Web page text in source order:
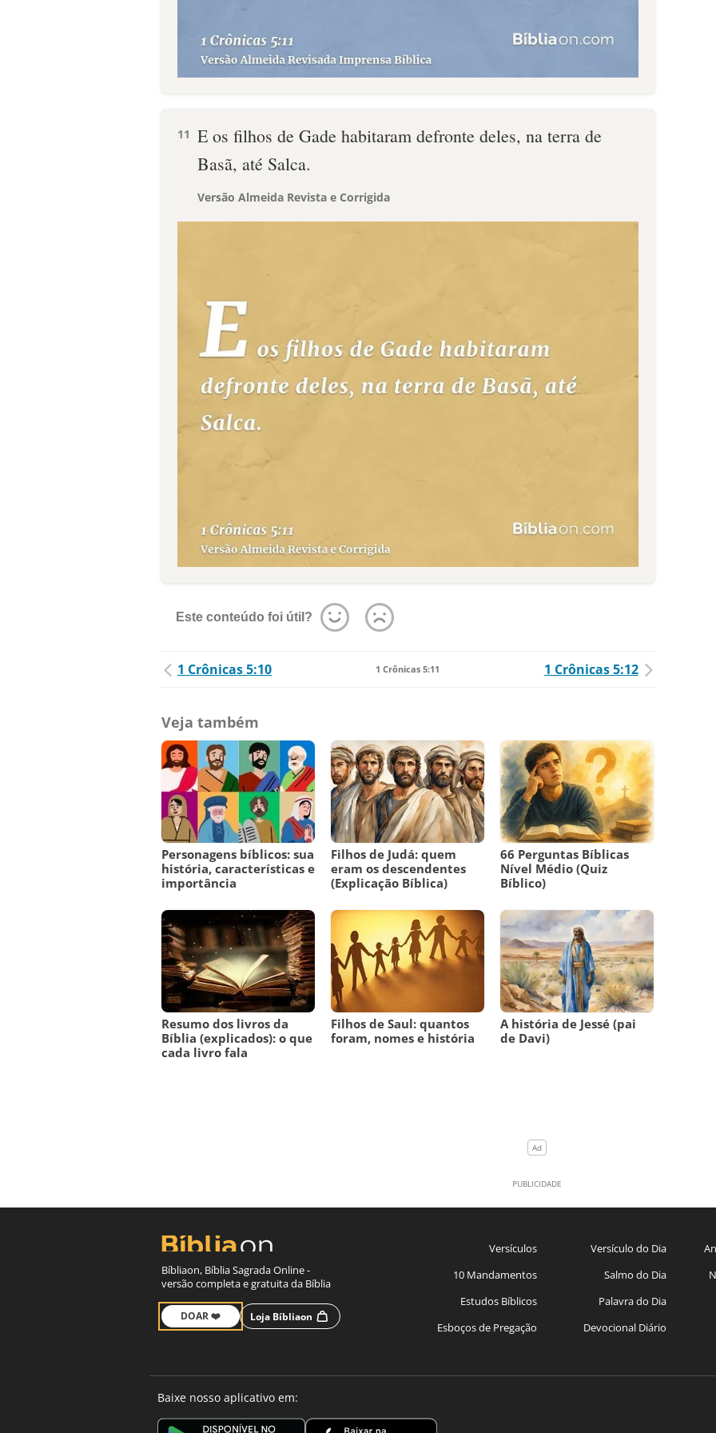
11 E os filhos de Gade habitaram defronte deles, na terra de
Basã, até Salca.
Versão Almeida Revista e Corrigida
Este conteúdo foi útil?
1 Crônicas 5:10 1 Crônicas 5:11 1 Crônicas 5:12
Veja também
Personagens bíblicos: sua
história, características e
importância
Filhos de Judá: quem
eram os descendentes
(Explicação Bíblica)
66 Perguntas Bíblicas
Nível Médio (Quiz
Bíblico)
Resumo dos livros da
Bíblia (explicados): o que
cada livro fala
Filhos de Saul: quantos
foram, nomes e história
A história de Jessé (pai
de Davi)
Bíbliaon, Bíblia Sagrada Online -
versão completa e gratuita da Bíblia
DOAR ❤️ Loja Bíbliaon
Versículos
10 Mandamentos
Estudos Bíblicos
Esboços de Pregação
Versículo do Dia
Salmo do Dia
Palavra do Dia
Devocional Diário
Baixe nosso aplicativo em: